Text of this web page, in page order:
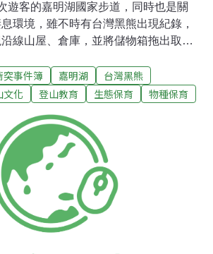
遊客的嘉明湖國家步道，同時也是關
環境，雖不時有台灣黑熊出現紀錄，
線山屋、倉庫，並將儲物箱拖出取食
22）日起至9月5日止，封閉嘉明湖國
向陽、嘉明湖兩山屋及嘉明湖營地住
台灣黑熊生活及活動區域，過去也曾
本月9～10日連續兩天晚間，台東林
理員回報山屋週邊發現台灣黑熊。17
台灣黑熊進入嘉明湖山屋旁倉庫，尋
離開。台東林管處人員隨後沿著黑熊
包裝及黑熊排遺。18日晚間更拍攝到
類近距離接觸的影像。台東林管處副
突事件簿 嘉明湖
台灣黑熊
文化 登山教育 生態保育 物種保育